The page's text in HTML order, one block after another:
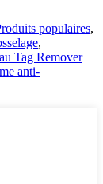
populaires,
,
Tag Remover
anti-